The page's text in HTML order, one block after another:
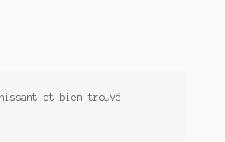
et bien trouvé!